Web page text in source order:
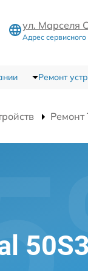
ул. Марселя
Адрес
Ремонт
Ремонт
50S3